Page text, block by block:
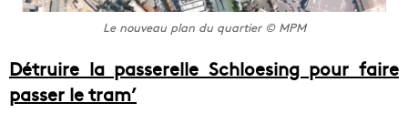
Le nouveau plan du quartier © MPM
Détruire la passerelle Schloesing pour faire
passer le tram’